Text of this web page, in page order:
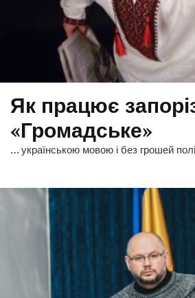
Як працює
«Громадське»
… українською мовою і без грошей